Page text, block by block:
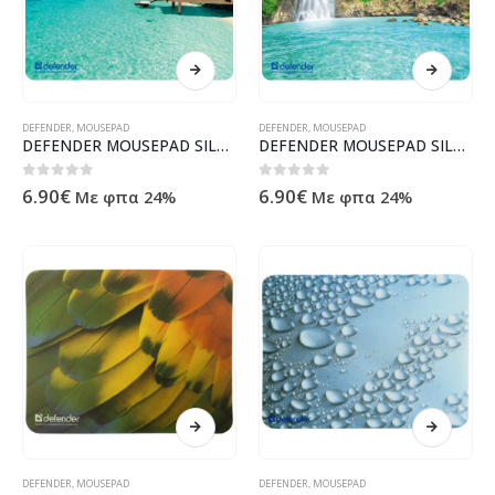
DEFENDER, MOUSEPAD
DEFENDER MOUSEPAD SILK NATURE 230x190x1.6mm (BANGALOWS)
0out of 5
6.90€ Με φπα 24%
DEFENDER, MOUSEPAD
DEFENDER MOUSEPAD SILK NATURE 230x190x1.6mm (WATTERFALL)
0out of 5
6.90€ Με φπα 24%
DEFENDER, MOUSEPAD DEFENDER, MOUSEPAD